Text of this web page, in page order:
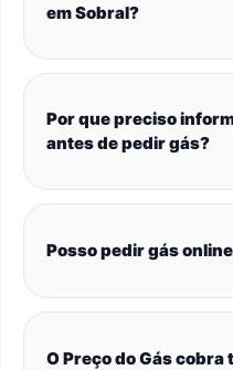
em Sobral?
Por que preciso
antes de pedir gás?
Posso pedir gás
O Preço do Gás cobra